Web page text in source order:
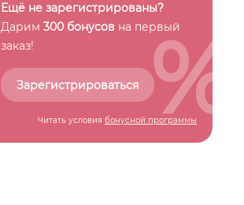
Ещё не зарегистрированы?
Дарим 300 бонусов на первый
заказ!
Зарегистрироваться
Читать условия бонусной программы
%